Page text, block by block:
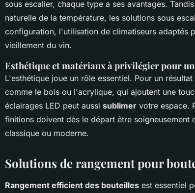
sous escalier, chaque type a ses avantages.
naturelle de la température, les solutions sous
configuration, l'utilisation de climatiseurs adaptés
vieillement du vin.
Esthétique et matériaux à privilégier pour
L'esthétique joue un rôle essentiel. Pour un
comme le bois ou l'acrylique, qui ajoutent une
éclairages LED peut aussi sublimer votre espace.
finitions doivent dès le départ être
classique ou moderne.
Solutions de rangement pour
Rangement efficient des bouteilles est essentiel